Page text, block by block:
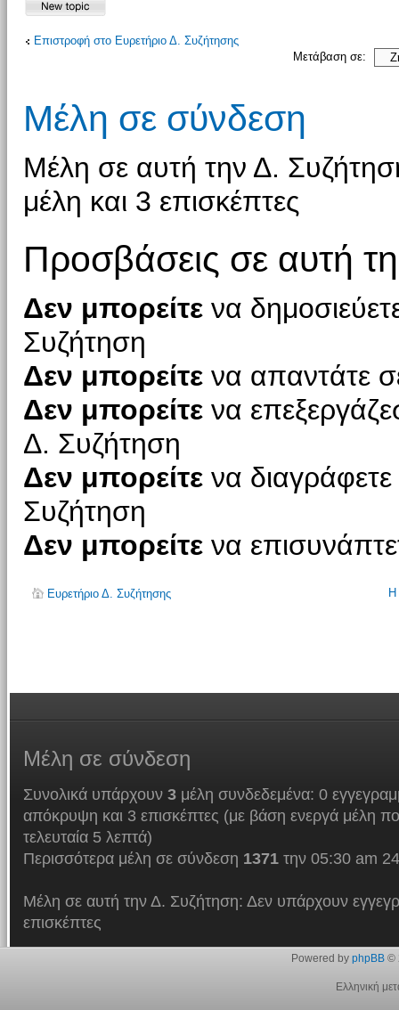
Επιστροφή στο Ευρετήριο Δ. Συζήτησης
Μετάβαση σε:
Μέλη σε σύνδεση
Μέλη σε αυτή την Δ.
μέλη και 3 επισκέπτες
Προσβάσεις σε αυτή
Δεν μπορείτενα
Συζήτηση
Δεν μπορείτενα απαντάτε
Δεν μπορείτενα
Δ. Συζήτηση
Δεν μπορείτενα διαγράφετε
Συζήτηση
Δεν μπορείτενα
Ευρετήριο Δ. Συζήτησης Η
Μέλη σε σύνδεση
Συνολικά υπάρχουν 3μέλη συνδεδεμένα: 0
απόκρυψη και 3 επισκέπτες (με βάση ενεργά μέλη
τελευταία 5 λεπτά)
Περισσότερα μέλη σε σύνδεση 1371την 05:30 am
Μέλη σε αυτή την Δ. Συζήτηση: Δεν υπάρχουν
επισκέπτες
Powered by phpBB©
Ελληνική